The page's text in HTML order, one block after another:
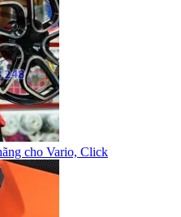
cho Vario, Click